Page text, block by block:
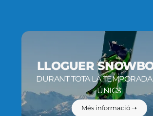
LLOGUER
DURANT TOTA LA
ÚNICS
Més informació ➝